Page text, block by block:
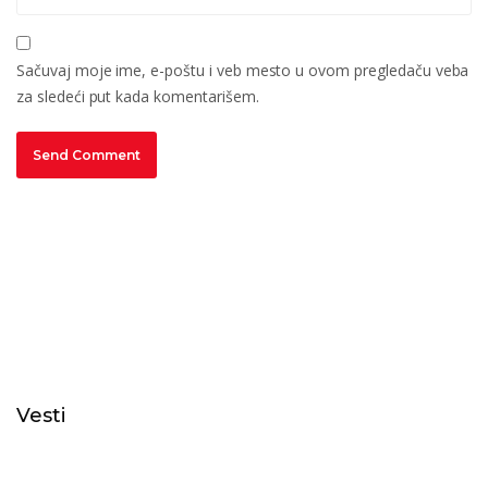
Sačuvaj moje ime, e-poštu i veb mesto u ovom pregledaču veba
za sledeći put kada komentarišem.
Vesti